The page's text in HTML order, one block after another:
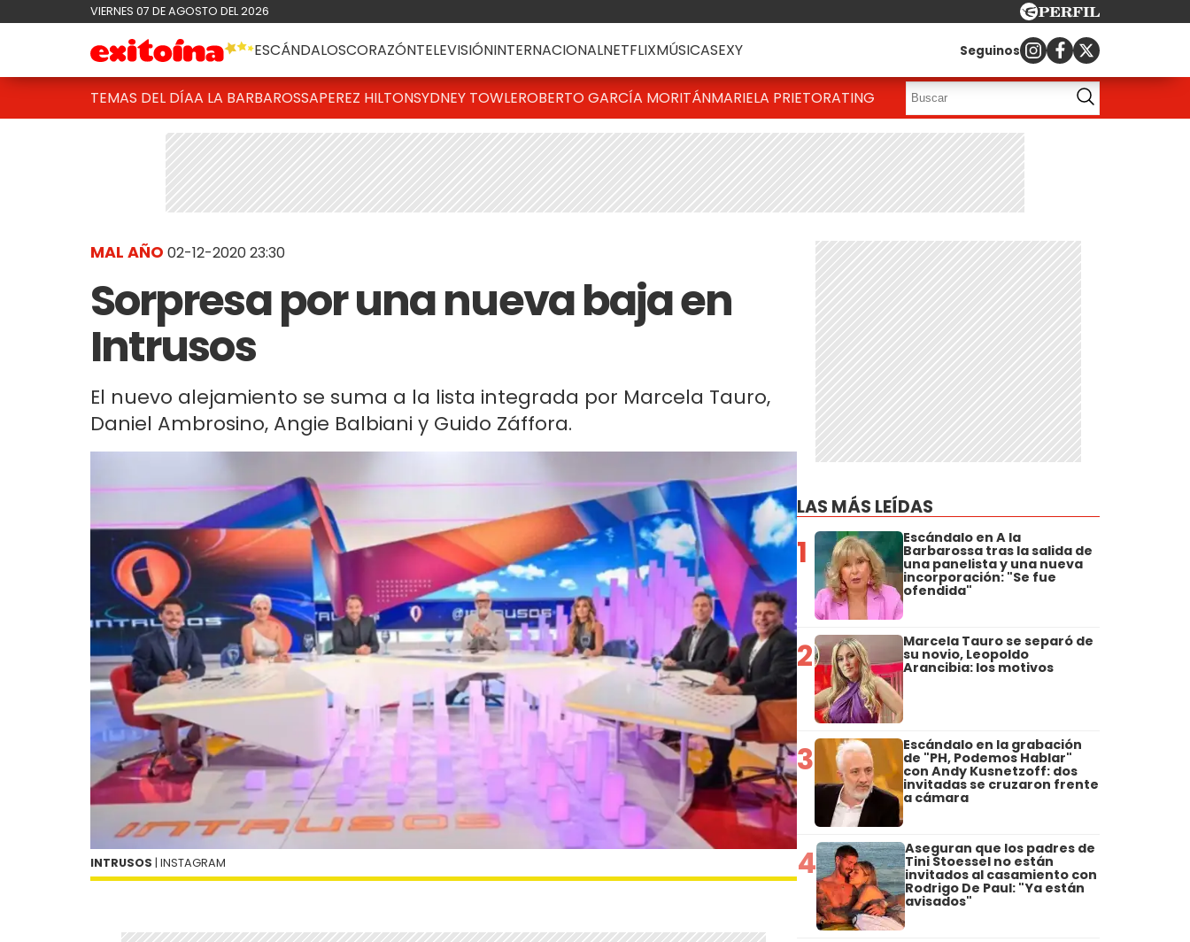
VIERNES 07 DE AGOSTO DEL 2026
ESCÁNDALOSCORAZÓNTELEVISIÓNINTERNACIONALNETFLIXMÚSICASEXY Seguinos
TEMAS DEL DÍAA LA BARBAROSSAPEREZ HILTONSYDNEY TOWLEROBERTO GARCÍA MORITÁNMARIELA PRIETORATING
MAL AÑO 02-12-2020 23:30
Sorpresa por una nueva baja en
Intrusos
El nuevo alejamiento se suma a la lista integrada por Marcela Tauro,
Daniel Ambrosino, Angie Balbiani y Guido Záffora.
INTRUSOS | INSTAGRAM
LAS MÁS LEÍDAS
1 Escándalo en A la
Barbarossa tras la salida de
una panelista y una nueva
incorporación: "Se fue
ofendida"
2 Marcela Tauro se separó de
su novio, Leopoldo
Arancibia: los motivos
3 Escándalo en la grabación
de "PH, Podemos Hablar"
con Andy Kusnetzoff: dos
invitadas se cruzaron frente
a cámara
4 Aseguran que los padres de
Tini Stoessel no están
invitados al casamiento con
Rodrigo De Paul: "Ya están
avisados"